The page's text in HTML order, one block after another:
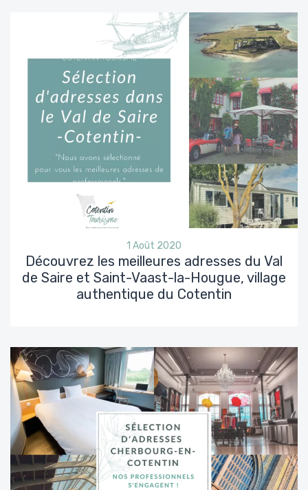
1 Août 2020
Découvrez les meilleures adresses du Val
de Saire et Saint-Vaast-la-Hougue, village
authentique du Cotentin